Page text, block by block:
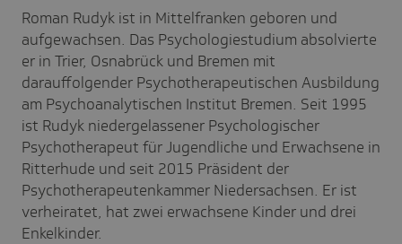
Roman Rudyk ist in Mittelfranken geboren und
aufgewachsen. Das Psychologiestudium absolvierte
er in Trier, Osnabrück und Bremen mit
darauffolgender Psychotherapeutischen Ausbildung
am Psychoanalytischen Institut Bremen. Seit 1995
ist Rudyk niedergelassener Psychologischer
Psychotherapeut für Jugendliche und Erwachsene in
Ritterhude und seit 2015 Präsident der
Psychotherapeutenkammer Niedersachsen. Er ist
verheiratet, hat zwei erwachsene Kinder und drei
Enkelkinder.